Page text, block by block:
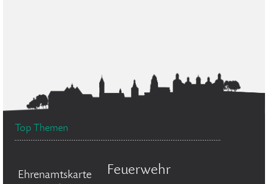
Top Themen
Ehrenamtskarte Feuerwehr